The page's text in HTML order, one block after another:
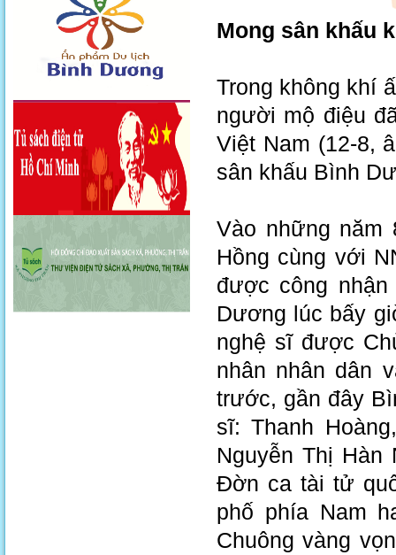
Mong sân khấu
Trong không khí
người mộ điệu
Việt Nam (12-8,
sân khấu Bình
Vào những năm
Hồng cùng với
được công
Dương lúc bấy
nghệ sĩ được
nhân nhân dân
trước, gần đây
sĩ: Thanh
Nguyễn Thị
Đờn ca tài tử
phố phía Nam
Chuông vàng